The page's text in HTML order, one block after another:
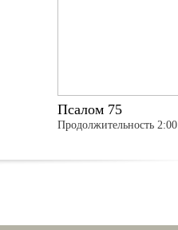
Псалом 75
Продолжительность 2:00